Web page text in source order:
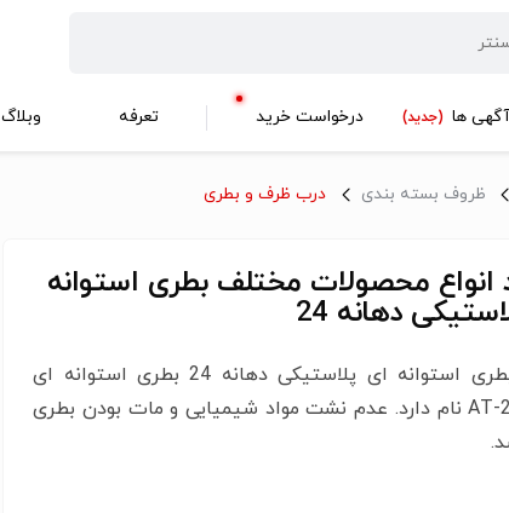
آگهی ها (جدید) درخواست خرید تعرفه وبلاگ
ظروف بسته بندی درب ظرف و بطری
انواع محصولات مختلف بطری استوانه
دهانه 24
تولید بطری استوانه ای پلاستیکی دهانه 24 بطری استوانه ای
مات AT-25 نام دارد. عدم نشت مواد شیمیایی و مات بودن بطری